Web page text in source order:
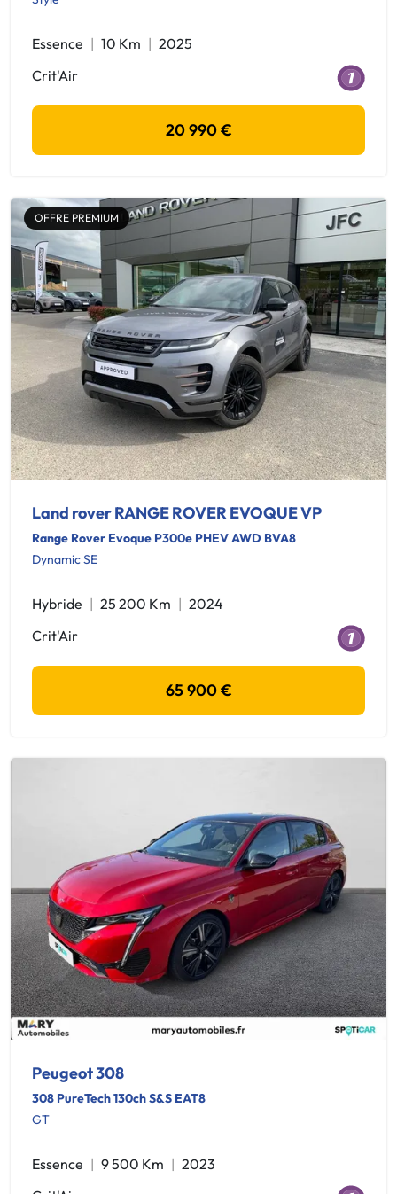
Essence 10 Km
2025
Crit'Air
20 990 €
OFFRE PREMIUM
Land rover RANGE ROVER EVOQUE VP
Range Rover Evoque P300e PHEV AWD BVA8
Dynamic SE
Hybride 25 200 Km
2024
Crit'Air
65 900 €
Peugeot 308
308 PureTech 130ch S&S EAT8
GT
Essence 9 500 Km
2023